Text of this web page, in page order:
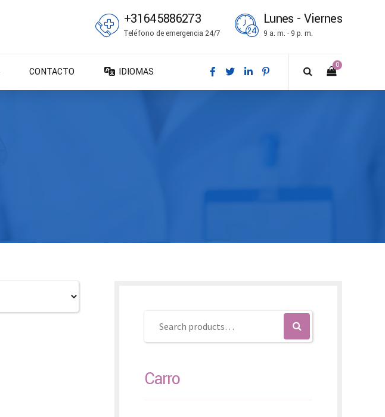
+31645886273
Teléfono de emergencia 24/7
Lunes - Viernes
9 a. m. - 9 p. m.
0
CONTACTO
IDIOMAS
Carro